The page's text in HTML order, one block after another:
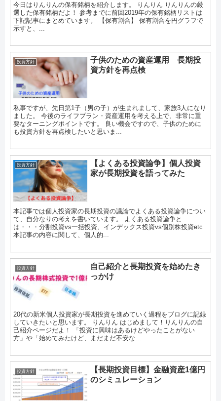
今日はりんりんの保有銘柄を紹介します。 りんりん りんりんの厳
選した保有銘柄だよ！ 参考までに前回2019年の保有銘柄リストは
下記記事にまとめています。 【保有割合】 保有割合を円グラフで
示すと、...
投資方針
子供のための資産運用 長期投
資方針を再点検
私事ですが、先日第1子（男の子）が生まれまして、家族3人になり
ました。 今後のライフプラン・資産運用を考える上で、非常に重
要なターニングポイントです。 良い機会ですので、子供のために
も投資方針を再点検したいと思いま...
投資方針
【よくある投資論争】個人投資
家が長期投資を語ってみた
本記事では個人投資家の長期投資の議論でよくある投資論争につい
て、自分なりの考えを書いています。 よくある投資論争と
は・・・分割投資vs一括投資、インデックス投資vs個別株投資etc
本記事の内容に関して、個人的...
投資方針
自己紹介と長期投資を始めたき
っかけ
20代の新米個人投資家が長期投資を進めていく過程をブログに記録
していきたいと思います。 りんりん はじめまして！りんりんの自
己紹介ページだよ！ 「投資に興味はあるけどやったことがない
方」や「始めてみたけど、まだまだ不安な...
投資方針
【長期投資目標】金融資産1億円
のシミュレーション